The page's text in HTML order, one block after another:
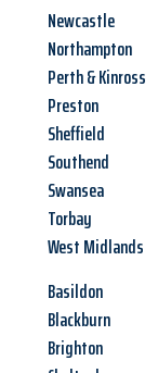
Newcastle
Northampton
Perth & Kinross
Preston
Sheffield
Southend
Swansea
Torbay
West Midlands
Basildon
Blackburn
Brighton